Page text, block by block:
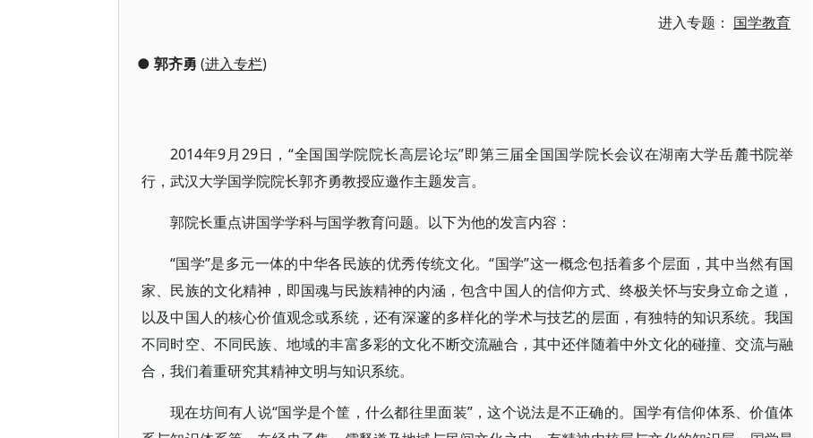
进入专题： 国学教育
● 郭齐勇 (进入专栏)
2014年9月29日，“全国国学院院长高层论坛”即第三届全国国学院长会议在湖南大学岳麓书院举
行，武汉大学国学院院长郭齐勇教授应邀作主题发言。
郭院长重点讲国学学科与国学教育问题。以下为他的发言内容：
“国学”是多元一体的中华各民族的优秀传统文化。“国学”这一概念包括着多个层面，其中当然有国
家、民族的文化精神，即国魂与民族精神的内涵，包含中国人的信仰方式、终极关怀与安身立命之道，
以及中国人的核心价值观念或系统，还有深邃的多样化的学术与技艺的层面，有独特的知识系统。我国
不同时空、不同民族、地域的丰富多彩的文化不断交流融合，其中还伴随着中外文化的碰撞、交流与融
合，我们着重研究其精神文明与知识系统。
现在坊间有人说“国学是个筐，什么都往里面装”，这个说法是不正确的。国学有信仰体系、价值体